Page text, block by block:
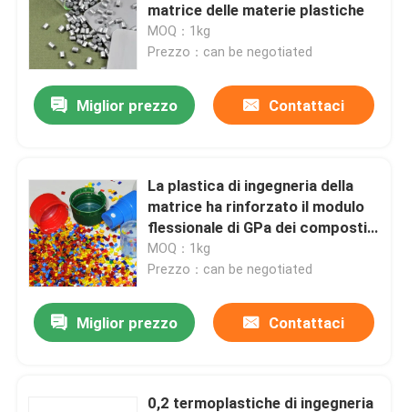
matrice delle materie plastiche
MOQ：1kg
Prezzo：can be negotiated
Miglior prezzo Contattaci
La plastica di ingegneria della
matrice ha rinforzato il modulo
flessionale di GPa dei composti
2,5 del polimero
MOQ：1kg
Prezzo：can be negotiated
Miglior prezzo Contattaci
0,2 termoplastiche di ingegneria